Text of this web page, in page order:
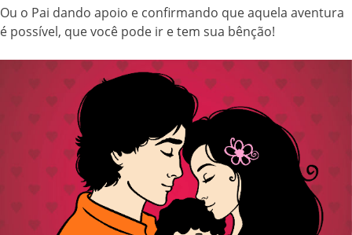
Ou o Pai dando apoio e confirmando que aquela aventura
é possível, que você pode ir e tem sua bênção!